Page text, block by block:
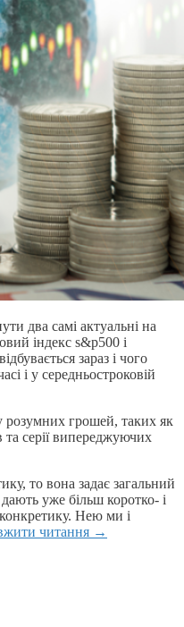
два самі актуальні на
індекс s&p500 і
зараз і чого
і у середньостроковій
розумних грошей, таких як
та серії випереджуючих
то вона задає загальний
уже більш коротко- і
Нею ми і
читання →